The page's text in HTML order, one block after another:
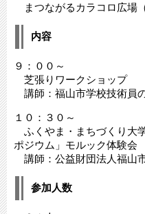
まつながるカラコロ広場
内容
９：００～
芝張りワークショップ
講師：福山市学校技術員
１０：３０～
ふくやま・まちづくり大
ポジウム」モルック体験会
講師：公益財団法人福山
参加人数